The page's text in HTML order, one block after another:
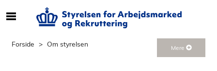
Forside Om styrelsen Mere